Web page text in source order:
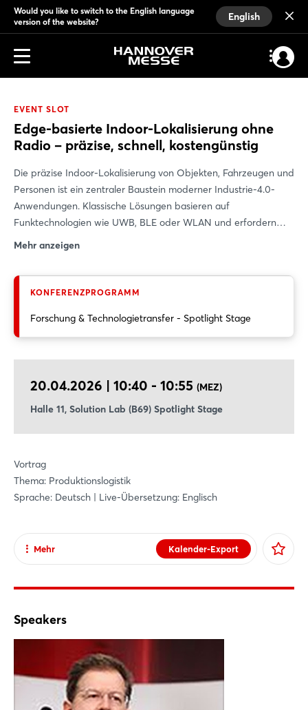
Would you like to switch to the English language
version of the website?
English
EVENT SLOT
Edge-basierte Indoor-Lokalisierung ohne
Radio – präzise, schnell, kostengünstig
Die präzise Indoor-Lokalisierung von Objekten, Fahrzeugen und
Personen ist ein zentraler Baustein moderner Industrie-4.0-
Anwendungen. Klassische Lösungen basieren auf
Funktechnologien wie UWB, BLE oder WLAN und erfordern
kostenintensive Infrastruktur, Wartung und Kalibrierung. Der
kommen gedruckte visuelle Tracker und handelsübliche
vollständig lokal mittels Edge AI, ohne Cloud-Anbindung. Das
System ist sofort einsetzbar, skalierbar und erreicht eine hohe
Werkzeuge oder mobile Assets zuverlässig lokalisieren lassen –
selbst in komplexen Produktionsumgebungen. Der Beitrag
Mehr anzeigen
KONFERENZPROGRAMM
Forschung & Technologietransfer - Spotlight Stage
20.04.2026 | 10:40 - 10:55 (MEZ)
Halle 11, Solution Lab (B69) Spotlight Stage
Vortrag
Thema: Produktionslogistik
Sprache: Deutsch | Live-Übersetzung: Englisch
Kalender-Export
Mehr
Facebook
Mail
Whatsapp
Speakers